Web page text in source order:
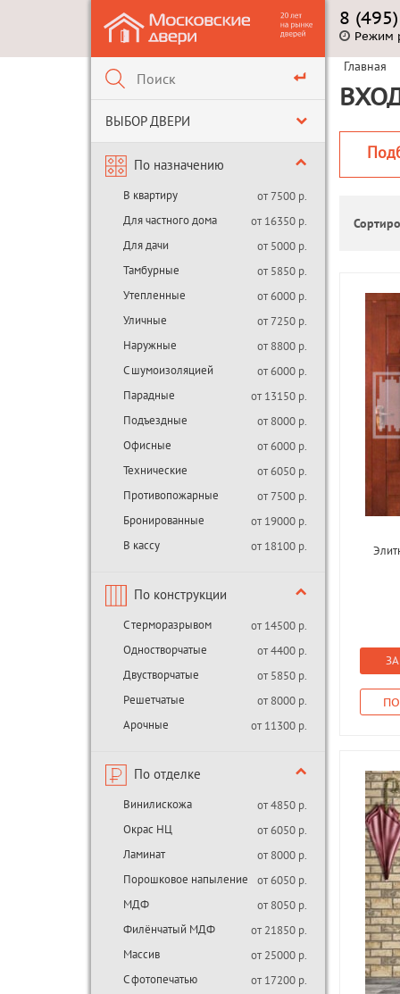
ВЫБОР ДВЕРИ
По назначению
В квартиру
от 7500 р.
Для частного дома
от 16350 р.
Для дачи
от 5000 р.
Тамбурные
от 5850 р.
Утепленные
от 6000 р.
Уличные
от 7250 р.
Наружные
от 8800 р.
С шумоизоляцией
от 6000 р.
Парадные
от 13150 р.
Подъездные
от 8000 р.
Офисные
от 6000 р.
Технические
от 6050 р.
Противопожарные
от 7500 р.
Бронированные
от 19000 р.
В кассу
от 18100 р.
По конструкции
С терморазрывом
от 14500 р.
Одностворчатые
от 4400 р.
Двустворчатые
от 5850 р.
Решетчатые
от 8000 р.
Арочные
от 11300 р.
По отделке
Винилискожа
от 4850 р.
Окрас НЦ
от 6050 р.
Ламинат
от 8000 р.
Порошковое напыление
от 6050 р.
МДФ
от 8050 р.
Филёнчатый МДФ
от 21850 р.
Массив
от 25000 р.
С фотопечатью
от 17200 р.
8
Режим
Главная